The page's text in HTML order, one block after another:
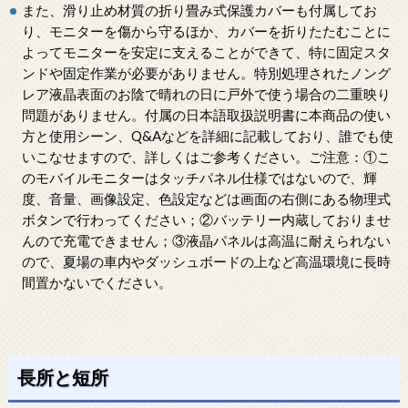
また、滑り止め材質の折り畳み式保護カバーも付属してお
り、モニターを傷から守るほか、カバーを折りたたむことに
よってモニターを安定に支えることができて、特に固定スタ
ンドや固定作業が必要がありません。特別処理されたノング
レア液晶表面のお陰で晴れの日に戸外で使う場合の二重映り
問題がありません。付属の日本語取扱説明書に本商品の使い
方と使用シーン、Q&Aなどを詳細に記載しており、誰でも使
いこなせますので、詳しくはご参考ください。ご注意：①こ
のモバイルモニターはタッチパネル仕様ではないので、輝
度、音量、画像設定、色設定などは画面の右側にある物理式
ボタンで行わってください；②バッテリー内蔵しておりませ
んので充電できません；③液晶パネルは高温に耐えられない
ので、夏場の車内やダッシュボードの上など高温環境に長時
間置かないでください。
長所と短所